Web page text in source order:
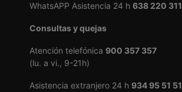
WhatsAPP Asistencia 24 h 638 220 311
Consultas y quejas
Atención telefónica 900 357 357
(lu. a vi., 9-21h)
Asistencia extranjero 24 h 934 95 51 51